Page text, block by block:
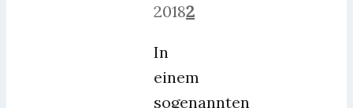
20182
In
einem
sogenannten